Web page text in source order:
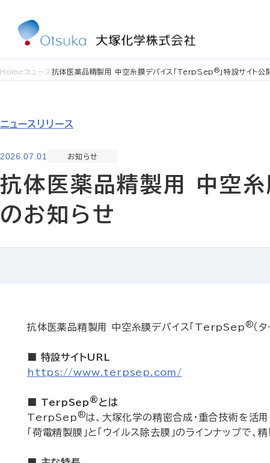
Home ニュース 抗体医薬品精製用 中空糸膜デバイス「TerpSep ® 」特設サイト
ニュースリリース
2026.07.01 お知らせ
抗体医薬品精製用 中空
のお知らせ
抗体医薬品精製用 中空糸膜デバイス「TerpSep®（
■ 特設サイトURL
https://www.terpsep.com/
■ TerpSep® とは
TerpSep®は、大塚化学の精密合成・重合技術を活用
「荷電精製膜」と「ウイルス除去膜」のラインナップで